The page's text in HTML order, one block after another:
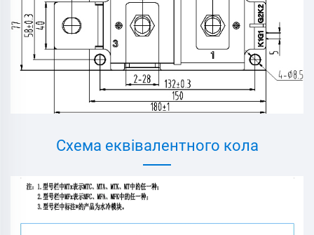
Схема еквівалентного кола